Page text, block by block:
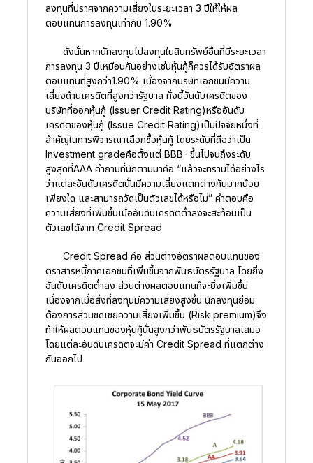
ลงทุนที่ปราศจากความเสี่ยงในระยะเวลา 3 ปีให้ให้ผล
ตอบแทนการลงทุนเท่ากับ 1.90%
ดังนั้นหากนักลงทุนไปลงทุนในสินทรัพย์อื่นที่มีระยะเวลา
การลงทุน 3 ปีเหมือนกันอย่างเช่นหุ้นกู้ก็ควรได้รับอัตราผล
ตอบแทนที่สูงกว่า1.90% เนื่องจากบริษัทเอกชนมีความ
เสี่ยงด้านเครดิตที่สูงกว่ารัฐบาล ทั้งนี้อันดับเครดิตของ
บริษัทที่ออกหุ้นกู้ (Issuer Credit Rating)หรืออันดับ
เครดิตของหุ้นกู้ (Issue Credit Rating)เป็นปัจจัยหนึ่งที่
สำคัญในการพิจารณาเลือกซื้อหุ้นกู้ โดยระดับที่ถือว่าเป็น
Investment gradeคือตั้งแต่ BBB- ขึ้นไปจนถึงระดับ
สูงสุดที่AAA คำถามที่มักตามมาคือ “แล้วจะทราบได้อย่างไร
ว่าแต่ละอันดับเครดิตนั้นมีความเสี่ยงแตกต่างกันมากน้อย
เพียงใด และสามารถวัดเป็นตัวเลขได้หรือไม่” คำตอบคือ
ความเสี่ยงที่เพิ่มขึ้นเมื่ออันดับเครดิตต่ำลงจะสะท้อนเป็น
ตัวเลขได้จาก Credit Spread
Credit Spread คือ ส่วนต่างอัตราผลตอบแทนของ
ตราสารหนี้ภาคเอกชนที่เพิ่มขึ้นจากพันธบัตรรัฐบาล โดยยิ่ง
อันดับเครดิตต่ำลง ส่วนต่างผลตอบแทนก็จะยิ่งเพิ่มขึ้น
เนื่องจากเมื่อสิ่งที่ลงทุนมีความเสี่ยงสูงขึ้น นักลงทุนย่อม
ต้องการส่วนชดเชยความเสี่ยงเพิ่มขึ้น (Risk premium)จึง
ทำให้ผลตอบแทนของหุ้นกู้นั้นสูงกว่าพันธบัตรรัฐบาลเสมอ
โดยแต่ละอันดับเครดิตจะมีค่า Credit Spread ที่แตกต่าง
กันออกไป